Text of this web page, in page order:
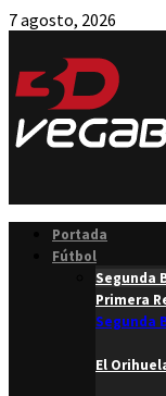
7 agosto, 2026
Portada
Fútbol
Segunda
Primera
Segunda
El